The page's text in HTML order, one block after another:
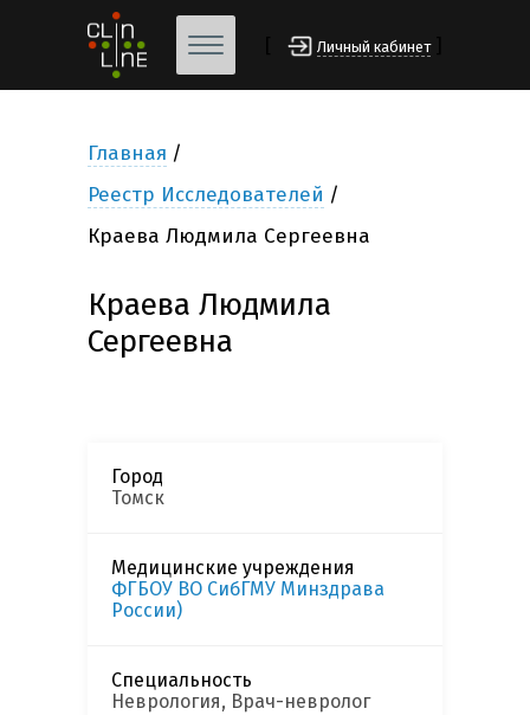
Личный кабинет
Главная
Реестр Исследователей
Краева Людмила Сергеевна
Краева Людмила
Сергеевна
Город
Томск
Медицинские учреждения
ФГБОУ ВО СибГМУ Минздрава
России)
Специальность
Неврология, Врач-невролог